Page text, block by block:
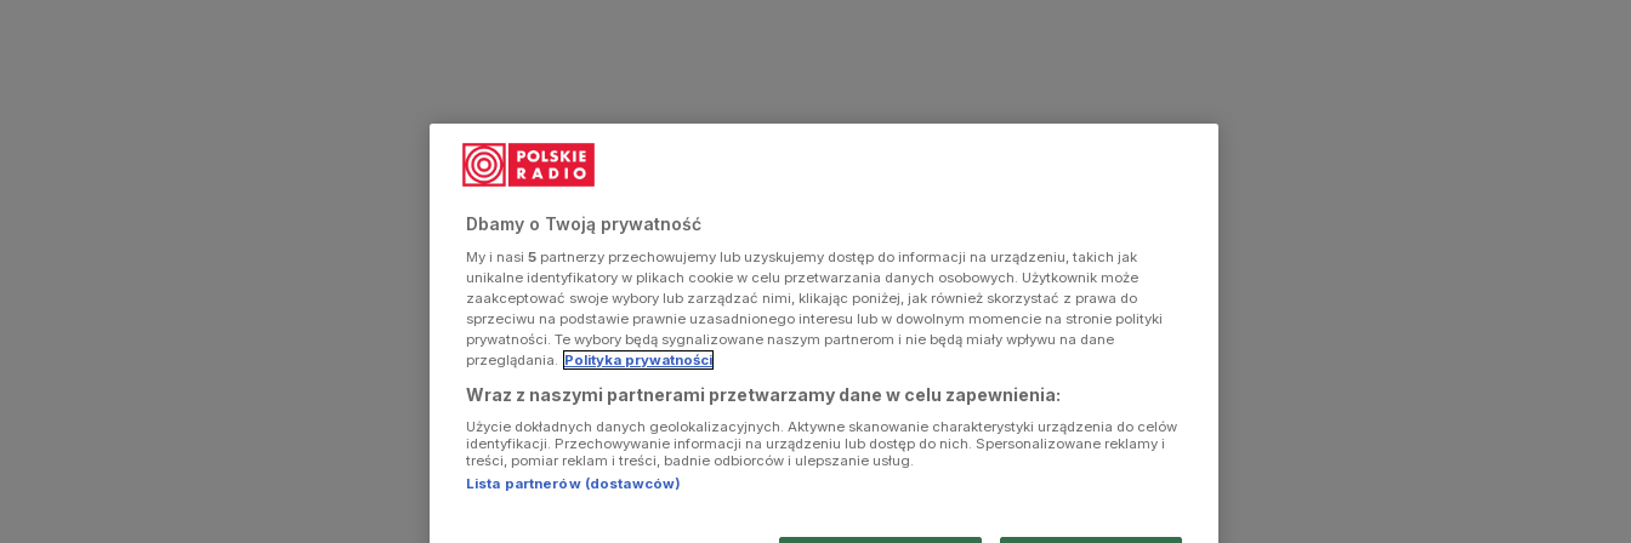
Dbamy o Twoją prywatność
My i nasi 5 partnerzy przechowujemy lub uzyskujemy dostęp do informacji na urządzeniu, takich jak
unikalne identyfikatory w plikach cookie w celu przetwarzania danych osobowych. Użytkownik może
zaakceptować swoje wybory lub zarządzać nimi, klikając poniżej, jak również skorzystać z prawa do
sprzeciwu na podstawie prawnie uzasadnionego interesu lub w dowolnym momencie na stronie polityki
prywatności. Te wybory będą sygnalizowane naszym partnerom i nie będą miały wpływu na dane
przeglądania. Polityka prywatności
Wraz z naszymi partnerami przetwarzamy dane w celu zapewnienia:
Użycie dokładnych danych geolokalizacyjnych. Aktywne skanowanie charakterystyki urządzenia do celów
identyfikacji. Przechowywanie informacji na urządzeniu lub dostęp do nich. Spersonalizowane reklamy i
treści, pomiar reklam i treści, badnie odbiorców i ulepszanie usług.
Lista partnerów (dostawców)